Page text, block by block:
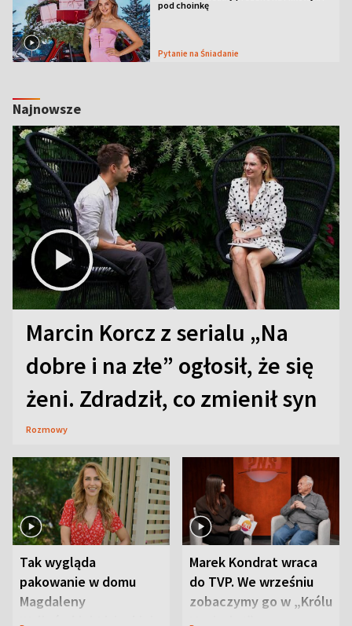
pod choinkę
Pytanie na Śniadanie
Najnowsze
Marcin Korcz z serialu „Na
dobre i na złe” ogłosił, że się
żeni. Zdradził, co zmienił syn
Rozmowy
Tak wygląda
pakowanie w domu
Magdaleny
Waligórskiej-Lisieckiej.
Marek Kondrat wraca
do TVP. We wrześniu
zobaczymy go w „Królu
Maciusiu I”